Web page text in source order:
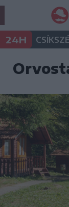
24H